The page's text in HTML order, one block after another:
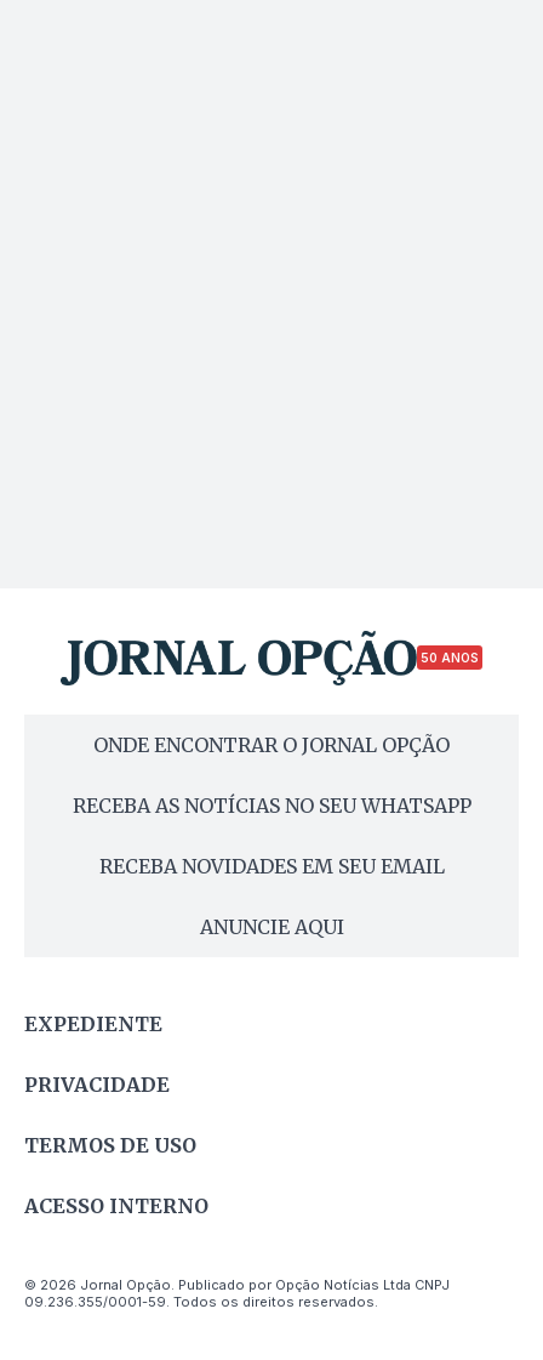
50 ANOS
ONDE ENCONTRAR O JORNAL OPÇÃO
RECEBA AS NOTÍCIAS NO SEU WHATSAPP
RECEBA NOVIDADES EM SEU EMAIL
ANUNCIE AQUI
EXPEDIENTE
PRIVACIDADE
TERMOS DE USO
ACESSO INTERNO
© 2026 Jornal Opção. Publicado por Opção Notícias Ltda CNPJ
09.236.355/0001-59. Todos os direitos reservados.